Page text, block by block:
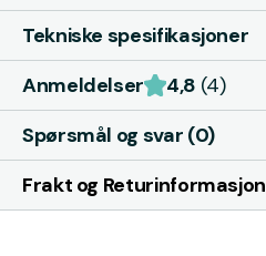
Tekniske spesifikasjoner
Anmeldelser
4,8 (4)
Spørsmål og svar (0)
Frakt og Returinformasjon